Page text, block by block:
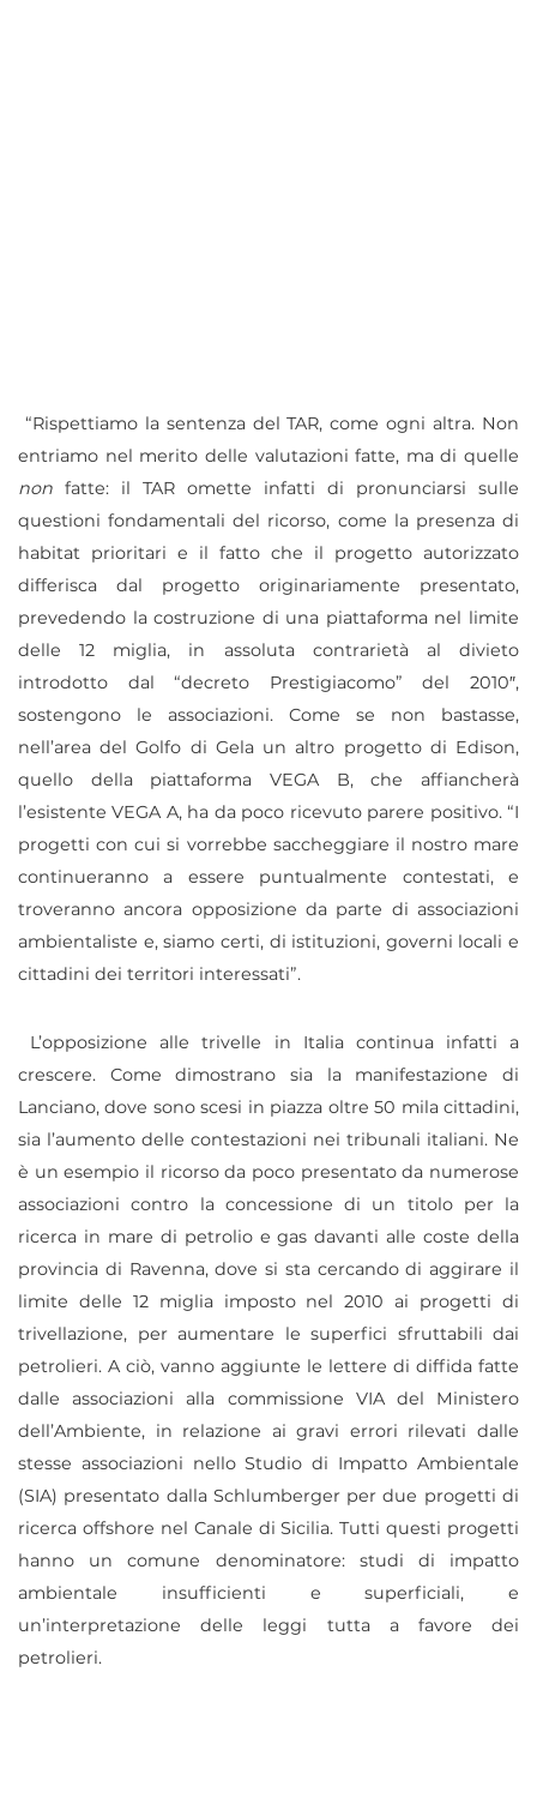
“Rispettiamo la sentenza del TAR, come ogni altra. Non
entriamo nel merito delle valutazioni fatte, ma di quelle
non fatte: il TAR omette infatti di pronunciarsi sulle
questioni fondamentali del ricorso, come la presenza di
habitat prioritari e il fatto che il progetto autorizzato
differisca dal progetto originariamente presentato,
prevedendo la costruzione di una piattaforma nel limite
delle 12 miglia, in assoluta contrarietà al divieto
introdotto dal “decreto Prestigiacomo” del 2010″,
sostengono le associazioni. Come se non bastasse,
nell’area del Golfo di Gela un altro progetto di Edison,
quello della piattaforma VEGA B, che affiancherà
l’esistente VEGA A, ha da poco ricevuto parere positivo. “I
progetti con cui si vorrebbe saccheggiare il nostro mare
continueranno a essere puntualmente contestati, e
troveranno ancora opposizione da parte di associazioni
ambientaliste e, siamo certi, di istituzioni, governi locali e
cittadini dei territori interessati”.
L’opposizione alle trivelle in Italia continua infatti a
crescere. Come dimostrano sia la manifestazione di
Lanciano, dove sono scesi in piazza oltre 50 mila cittadini,
sia l’aumento delle contestazioni nei tribunali italiani. Ne
è un esempio il ricorso da poco presentato da numerose
associazioni contro laconcessione di un titolo per la
ricerca in mare di petrolio e gas davanti alle coste della
provincia di Ravenna, dove si sta cercando di aggirare il
limite delle 12 miglia imposto nel 2010 ai progetti di
trivellazione, per aumentare le superfici sfruttabili dai
petrolieri. A ciò, vanno aggiunte le lettere di diffida fatte
dalle associazioni alla commissione VIA del Ministero
dell’Ambiente, in relazione ai gravi errori rilevati dalle
stesse associazioni nello Studio di Impatto Ambientale
(SIA) presentato dalla Schlumberger per due progetti di
ricerca offshore nel Canale di Sicilia. Tutti questi progetti
hanno un comune denominatore: studi di impatto
ambientale insufficienti e superficiali, e
un’interpretazione delle leggi tutta a favore dei
petrolieri.